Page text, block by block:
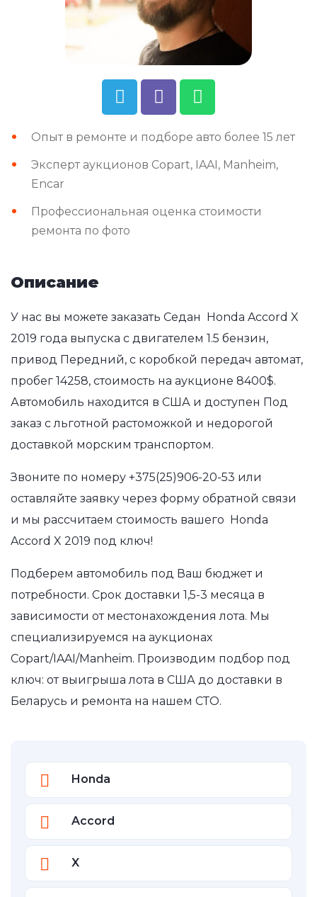
Опыт в ремонте и подборе авто более 15 лет
Эксперт аукционов Copart, IAAI, Manheim,
Encar
Профессиональная оценка стоимости
ремонта по фото
Описание
У нас вы можете заказать Седан Honda Accord X
2019 года выпуска с двигателем 1.5 бензин,
привод Передний, с коробкой передач автомат,
пробег 14258, стоимость на аукционе 8400$.
Автомобиль находится в США и доступен Под
заказ с льготной растоможкой и недорогой
доставкой морским транспортом.
Звоните по номеру +375(25)906-20-53 или
оставляйте заявку через форму обратной связи
и мы рассчитаем стоимость вашего Honda
Accord X 2019 под ключ!
Подберем автомобиль под Ваш бюджет и
потребности. Срок доставки 1,5-3 месяца в
зависимости от местонахождения лота. Мы
специализируемся на аукционах
Copart/IAAI/Manheim. Производим подбор под
ключ: от выигрыша лота в США до доставки в
Беларусь и ремонта на нашем СТО.
Honda
Accord
X